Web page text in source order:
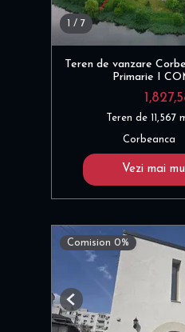
1 / 7
Teren de vanzare
Primarie I
Teren de
Corbeanca
Vezi mai
Comision 0%
Previous